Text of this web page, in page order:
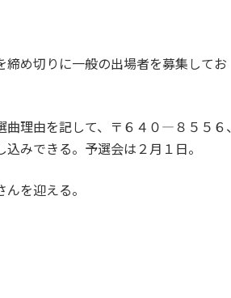
め切りに一般の出場者を募集してお
理由を記して、〒６４０―８５５６、
みできる。予選会は２月１日。
を迎える。